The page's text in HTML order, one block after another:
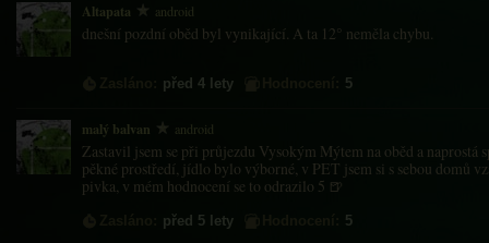
Altapata android
dnešní pozdní oběd byl vynikající. A ta 12° neměla chybu.
před 4 lety 5
malý balvan android
Zastavil jsem se při průjezdu Vysokým Mýtem na oběd a naprostá
pěkné prostředí, jídlo bylo výborné, v PET jsem si s sebou domů
pivka, v mém hodnocení se to odrazilo 5 🍺
před 5 lety 5